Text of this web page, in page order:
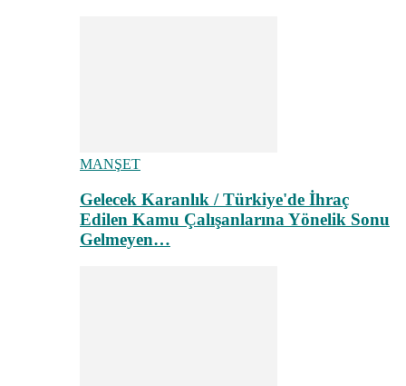
MANŞET
Gelecek Karanlık / Türkiye'de İhraç
Edilen Kamu Çalışanlarına Yönelik Sonu
Gelmeyen…